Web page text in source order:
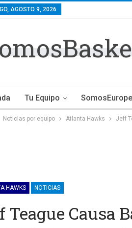
AGOSTO 9, 2026
Tu Equipo SomosEurope
Noticias por equipo Atlanta Hawks Jeff
HAWKS NOTICIAS
Teague Causa